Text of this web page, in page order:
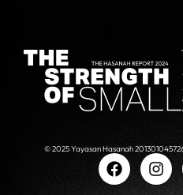
© 2025 Yayasan Hasanah